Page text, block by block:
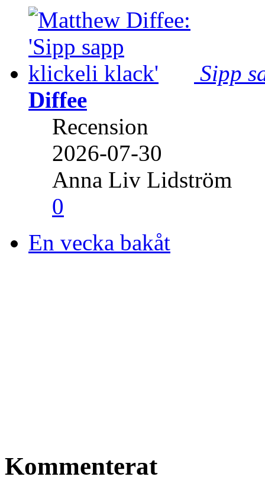
Sipp
Diffee
Recension
2026-07-30
Anna Liv Lidström
0
En vecka bakåt
Kommenterat